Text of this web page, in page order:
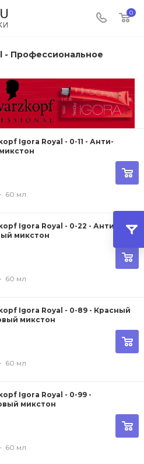
0
- Профессиональное
Igora Royal - 0-11 - Анти-
60 мл
Igora Royal - 0-22 - Анти-
микстон
60 мл
Igora Royal - 0-89 - Красный
микстон
60 мл
Igora Royal - 0-99 -
микстон
60 мл